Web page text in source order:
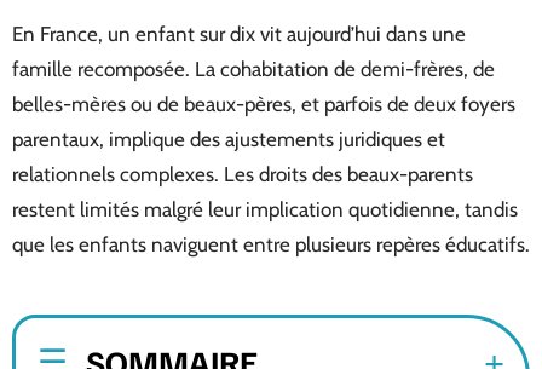
En France, un enfant sur dix vit aujourd’hui dans une
famille recomposée. La cohabitation de demi-frères, de
belles-mères ou de beaux-pères, et parfois de deux foyers
parentaux, implique des ajustements juridiques et
relationnels complexes. Les droits des beaux-parents
restent limités malgré leur implication quotidienne, tandis
que les enfants naviguent entre plusieurs repères éducatifs.
SOMMAIRE